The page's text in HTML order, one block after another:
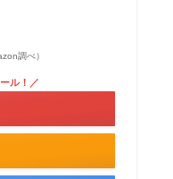
調べ）
ル！／